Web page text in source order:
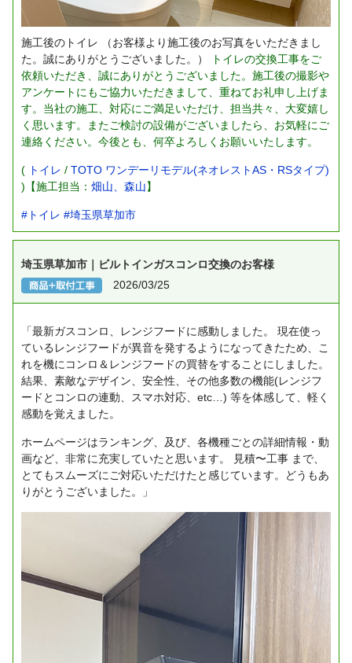
施工後のトイレ （お客様より施工後のお写真をいただきまし
た。誠にありがとうございました。）
トイレの交換工事をご
依頼いただき、誠にありがとうございました。施工後の撮影や
アンケートにもご協力いただきまして、重ねてお礼申し上げま
す。当社の施工、対応にご満足いただけ、担当共々、大変嬉し
く思います。またご検討の設備がございましたら、お気軽にご
連絡ください。今後とも、何卒よろしくお願いいたします。
( トイレ / TOTO ワンデーリモデル(ネオレストAS・RSタイプ)
)【施工担当： 畑山、森山】
#トイレ #埼玉県草加市
埼玉県草加市｜ビルトインガスコンロ交換のお客様
2026/03/25
「最新ガスコンロ、レンジフードに感動しました。
現在使っ
ているレンジフードが異音を発するようになってきたため、こ
れを機にコンロ＆レンジフードの買替をすることにしました。
結果、素敵なデザイン、安全性、その他多数の機能(レンジフ
ードとコンロの連動、スマホ対応、etc…) 等を体感して、軽く
感動を覚えました。
ホームページはランキング、及び、各機種ごとの詳細情報・動
画など、非常に充実していたと思います。
見積〜工事 まで、
とてもスムーズにご対応いただけたと感じています。どうもあ
りがとうございました。」